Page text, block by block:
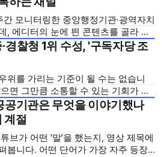
에서 빠른 스피드와 꼼꼼한 준비를
이미지에 빗대어 풀어낸 것이 특징입
모니터링한 중앙행정기관·광역자치
, 에디터의 눈에 띈 콘텐츠를 골라 그
코너입니다. 조회수 순위표 맨 위에
채널이 가지 않은 길을 택한 콘텐츠
경찰청 1위 수성, '구독자당 조
위를 가리는 기준이 될 수는 없습니
면 그만큼 소통할 수 있는 기회가 많
의 신뢰로 이어집니다. 억지로 구독
하는, 그래서 충성도 높은 구독자를
음을 담아, 중앙행정기관과 광역자치
월 단위로 분석합니다. 중앙행정
튜브 채널의 구독자를 통합하여
기관은 무엇을 이야기했나
계절
브가 어떤 '말'을 했는지, 영상 제목에
봅니다. 어떤 단어가 가장 자주 등장